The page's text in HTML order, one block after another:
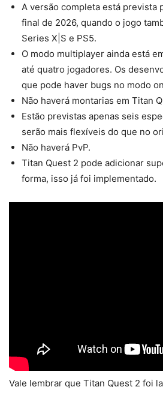
A versão completa está prevista
final de 2026, quando o jogo
Series X|S e PS5.
O modo multiplayer ainda está
até quatro jogadores. Os
que pode haver bugs no modo
Não haverá montarias em Titan
Estão previstas apenas seis
serão mais flexíveis do que no
Não haverá PvP.
Titan Quest 2 pode adicionar
forma, isso já foi implementado.
Vale lembrar que Titan Quest 2 foi